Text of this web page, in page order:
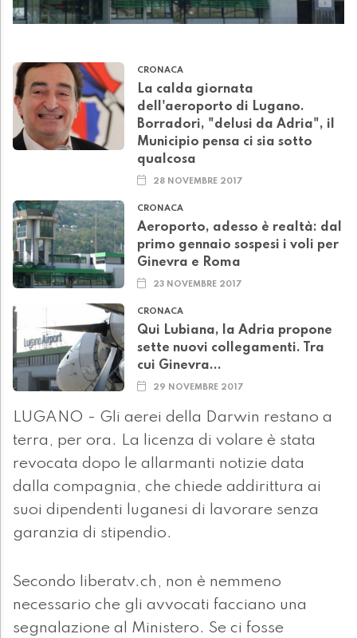
CRONACA
La calda giornata
dell'aeroporto di Lugano.
Borradori, "delusi da Adria", il
Municipio pensa ci sia sotto
qualcosa
28 NOVEMBRE 2017
CRONACA
Aeroporto, adesso è realtà: dal
primo gennaio sospesi i voli per
Ginevra e Roma
23 NOVEMBRE 2017
CRONACA
Qui Lubiana, la Adria propone
sette nuovi collegamenti. Tra
cui Ginevra...
29 NOVEMBRE 2017
LUGANO - Gli aerei della Darwin restano a
terra, per ora. La licenza di volare è stata
revocata dopo le allarmanti notizie data
dalla compagnia, che chiede addirittura ai
suoi dipendenti luganesi di lavorare senza
garanzia di stipendio.
Secondo liberatv.ch, non è nemmeno
necessario che gli avvocati facciano una
segnalazione al Ministero. Se ci fosse